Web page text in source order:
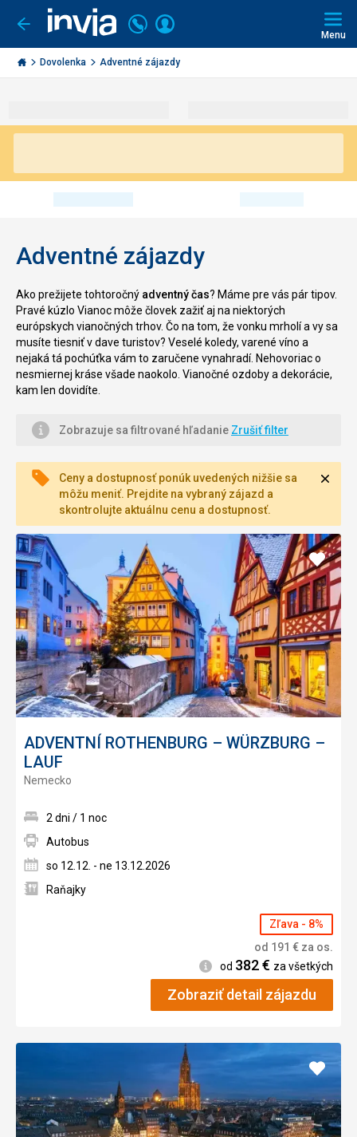
Ísť
späť
Invia.sk
Volajte
+421
2
3221
Prihlásiť
Menu
Dovolenka Adventné zájazdy
Adventné zájazdy
Ako prežijete tohtoročný adventný čas? Máme pre vás pár tipov.
Pravé kúzlo Vianoc môže človek zažiť aj na niektorých
európskych vianočných trhov. Čo na tom, že vonku mrholí a vy sa
musíte tiesniť v dave turistov? Veselé koledy, varené víno a
nejaká tá pochúťka vám to zaručene vynahradí. Nehovoriac o
nesmiernej kráse všade naokolo. Vianočné ozdoby a dekorácie,
kam len dovidíte.
Zobrazuje sa filtrované hľadanie Zrušiť filter
Ceny a dostupnosť ponúk uvedených nižšie sa
môžu meniť. Prejdite na vybraný zájazd a
skontrolujte aktuálnu cenu a dostupnosť.
ADVENTNÍ ROTHENBURG – WÜRZBURG –
LAUF
Nemecko
Pridať
do
2 dni / 1 noc
Autobus
so 12.12. - ne 13.12.2026
Raňajky
Zľava - 8%
od 191 € za os.
Informácie
od 382€ za všetkých
Zobraziť detail zájazdu
Pridať
do